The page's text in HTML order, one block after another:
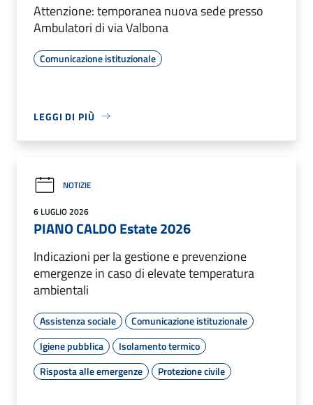
Attenzione: temporanea nuova sede presso
Ambulatori di via Valbona
Comunicazione istituzionale
LEGGI DI PIÙ
NOTIZIE
6 LUGLIO 2026
PIANO CALDO Estate 2026
Indicazioni per la gestione e prevenzione
emergenze in caso di elevate temperatura
ambientali
Assistenza sociale
Comunicazione istituzionale
Igiene pubblica
Isolamento termico
Risposta alle emergenze
Protezione civile